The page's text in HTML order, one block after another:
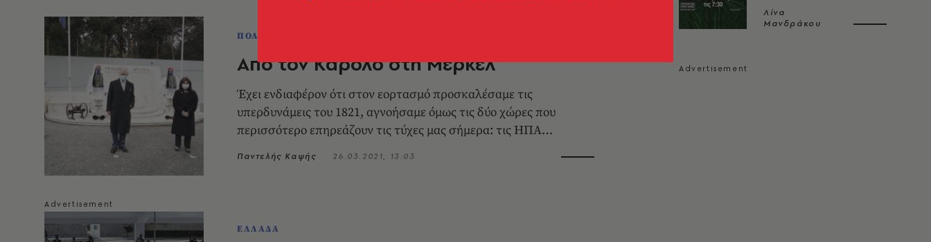
ΠΟΛΙΤΙΚΗ & ΟΙΚΟΝΟΜΙΑ
Από τον Κάρολο στη Μέρκελ
Έχει ενδιαφέρον ότι στον εορτασμό προσκαλέσαμε τις
υπερδυνάμεις του 1821, αγνοήσαμε όμως τις δύο χώρες που
περισσότερο επηρεάζουν τις τύχες μας σήμερα: τις ΗΠΑ
Παντελής Καψής 26.03.2021, 13:03
ΕΛΛΑΔΑ
Λίνα
Μανδράκου